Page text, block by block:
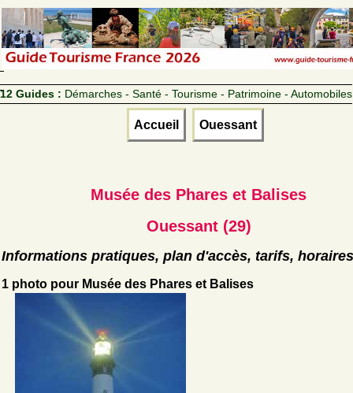
12 Guides : Démarches - Santé - Tourisme - Patrimoine - Automobiles
Accueil Ouessant
Musée des Phares et Balises
Ouessant (29)
Informations pratiques, plan d'accès, tarifs, horaires
1 photo pour Musée des Phares et Balises